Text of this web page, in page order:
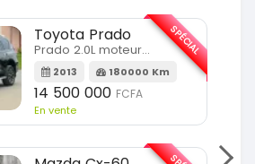
Toyota Prado
Prado 2.0L moteur d4d
2013 180000 Km
14 500 000 FCFA
En vente
SPÉCIAL